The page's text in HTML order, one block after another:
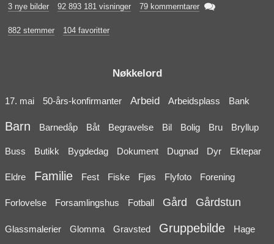
3 nye bilder 92 893 181 visninger 79 kommerntarer 
882 stemmer 104 favoritter
Nøkkelord
17. mai 50-års-konfirmanter Arbeid Arbeidsplass Bank
Barn Barnedåp Båt Begravelse Bil Bolig Bru Bryllup
Buss Butikk Bygdedag Dokument Dugnad Dyr Ektepar
Eldre Familie Fest Fiske Fjøs Flyfoto Forening
Forlovelse Forsamlingshus Fotball Gård Gårdstun
Glassmalerier Glomma Gravsted Gruppebilde Hage